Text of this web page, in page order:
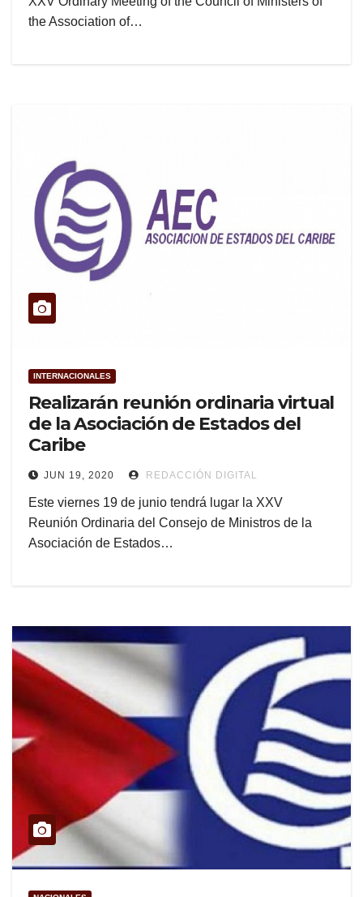
the Association of…
INTERNACIONALES
Realizarán reunión ordinaria virtual
de la Asociación de Estados del
Caribe
JUN 19, 2020 REDACCIÓN DIGITAL
Este viernes 19 de junio tendrá lugar la XXV
Reunión Ordinaria del Consejo de Ministros de la
Asociación de Estados…